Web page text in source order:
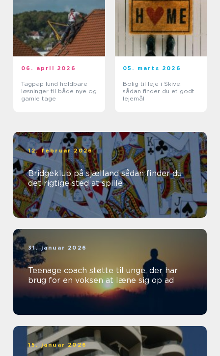
06. april 2026
Tagpap lund holdbare
løsninger til både nye og
gamle tage
05. marts 2026
Bolig til leje i Skive:
sådan finder du et godt
lejemål
12. februar 2026
Bridgeklub på sjælland sådan finder du
det rigtige sted at spille
31. januar 2026
Teenage coach støtte til unge, der har
brug for en voksen at læne sig op ad
15. januar 2026